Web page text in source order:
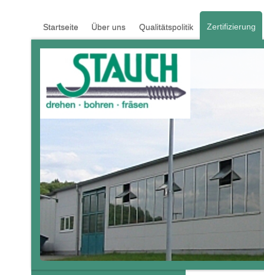
Startseite Über uns Qualitätspolitik Zertifizierung